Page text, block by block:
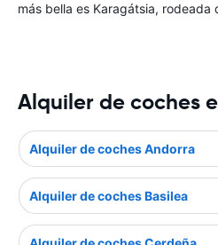
más bella es Karagátsia, rodeada
Alquiler de coches
Alquiler de coches Andorra
Alquiler de coches Basilea